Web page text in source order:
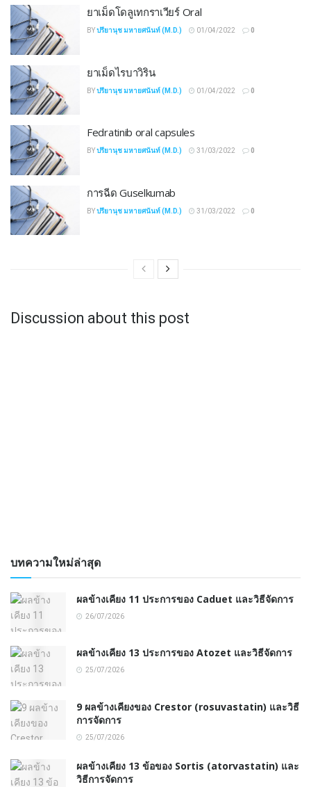
ยาเม็ดโดลูเทกราเวียร์ Oral
BYปรียานุช มหายศนันท์ (M.D.) 01/04/2022 0
ยาเม็ดไรบาวิริน
BYปรียานุช มหายศนันท์ (M.D.) 01/04/2022 0
Fedratinib oral capsules
BYปรียานุช มหายศนันท์ (M.D.) 31/03/2022 0
การฉีด Guselkumab
BYปรียานุช มหายศนันท์ (M.D.) 31/03/2022 0
Discussion about this post
บทความใหม่ล่าสุด
ผลข้างเคียง 11 ประการของ Caduet และวิธีจัดการ
26/07/2026
ผลข้างเคียง 13 ประการของ Atozet และวิธีจัดการ
25/07/2026
9 ผลข้างเคียงของ Crestor (rosuvastatin) และวิธี
การจัดการ
25/07/2026
ผลข้างเคียง 13 ข้อของ Sortis (atorvastatin) และ
วิธีการจัดการ